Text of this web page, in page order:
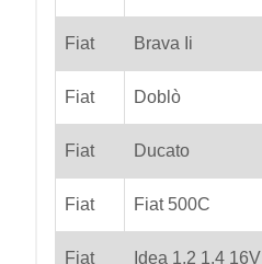
Fiat Brava Ii
Fiat Doblò
Fiat Ducato
Fiat Fiat 500C
Fiat Idea 1.2 1.4 16V